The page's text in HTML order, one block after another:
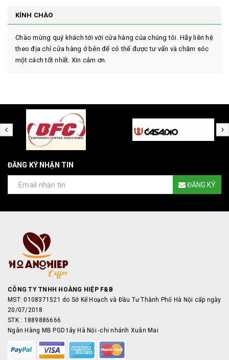
KÍNH CHÀO
Chào mừng quý khách tới với cửa hàng của chúng tôi. Hãy liên hệ
theo địa chỉ cửa hàng ở bên để có thể được tư vấn và chăm sóc
một cách tốt nhất. Xin cảm ơn.
ĐĂNG KÝ NHẬN TIN
ĐĂNG KÝ
CÔNG TY TNHH HOÀNG HIỆP F&B
MST: 0108371521 do Sở Kế Hoạch và Đầu Tư Thành Phố Hà Nội cấp ngày
20/07/2018
STK : 1889886666
Ngân Hàng MB PGD tây Hà Nội -chi nhánh Xuân Mai